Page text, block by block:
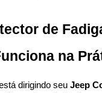
de
na
dirigindo seu Jeep